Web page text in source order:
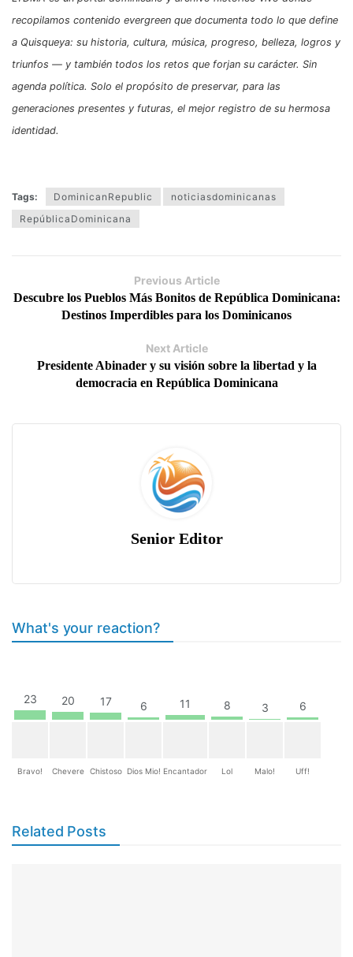
recopilamos contenido evergreen que documenta todo lo que define
a Quisqueya: su historia, cultura, música, progreso, belleza, logros y
triunfos — y también todos los retos que forjan su carácter. Sin
agenda política. Solo el propósito de preservar, para las
generaciones presentes y futuras, el mejor registro de su hermosa
identidad.
Tags: DominicanRepublic
noticiasdominicanas
RepúblicaDominicana
Previous Article
Descubre los Pueblos Más Bonitos de República Dominicana:
Destinos Imperdibles para los Dominicanos
Next Article
Presidente Abinader y su visión sobre la libertad y la
democracia en República Dominicana
Senior Editor
What's your reaction?
23
Bravo!
20
Chevere
17
Chistoso
6
Dios Mio!
11
Encantador
8
Lol
3
Malo!
6
Uff!
Related Posts